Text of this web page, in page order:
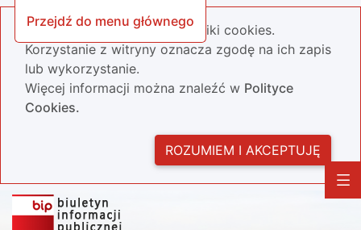
Przejdź do menu głównego
Nasza strona wykorzystuje pliki cookies.
Korzystanie z witryny oznacza zgodę na ich zapis
lub wykorzystanie.
Więcej informacji można znaleźć w Polityce
Cookies.
ROZUMIEM I AKCEPTUJĘ